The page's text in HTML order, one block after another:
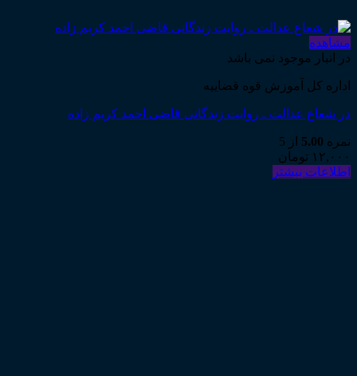
مشاهده
در انبار موجود نمی باشد
اداره کل آموزش قوه قضاییه
در شعاع عدالت ـ روایت زندگانی قاضی احمد کریم زاده
نمره 5.00 از 5
۱۲,۰۰۰ تومان
اطلاعات بیشتر